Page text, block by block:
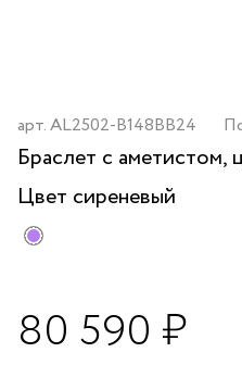
арт.AL2502-B148BB24
Браслет с
Цвет сиреневый
80 590 ₽